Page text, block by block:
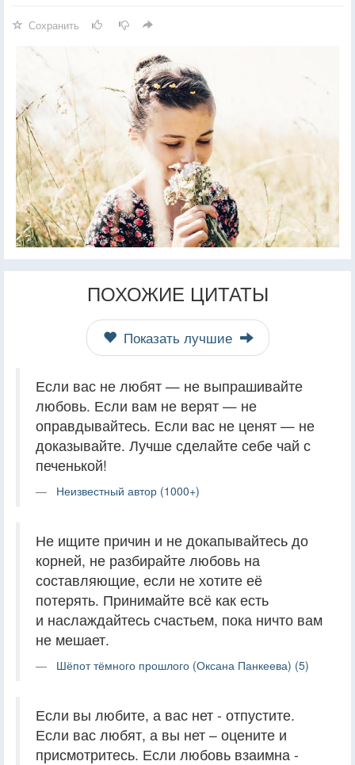
Сохранить
ПОХОЖИЕ ЦИТАТЫ
Показать лучшие
Если вас не любят — не выпрашивайте
любовь. Если вам не верят — не
оправдывайтесь. Если вас не ценят — не
доказывайте. Лучше сделайте себе чай с
печенькой!
Неизвестный автор (1000+)
Не ищите причин и не докапывайтесь до
корней, не разбирайте любовь на
составляющие, если не хотите её
потерять. Принимайте всё как есть
и наслаждайтесь счастьем, пока ничто вам
не мешает.
Шёпот тёмного прошлого (Оксана Панкеева) (5)
Если вы любите, а вас нет - отпустите.
Если вас любят, а вы нет – оцените и
присмотритесь. Если любовь взаимна -